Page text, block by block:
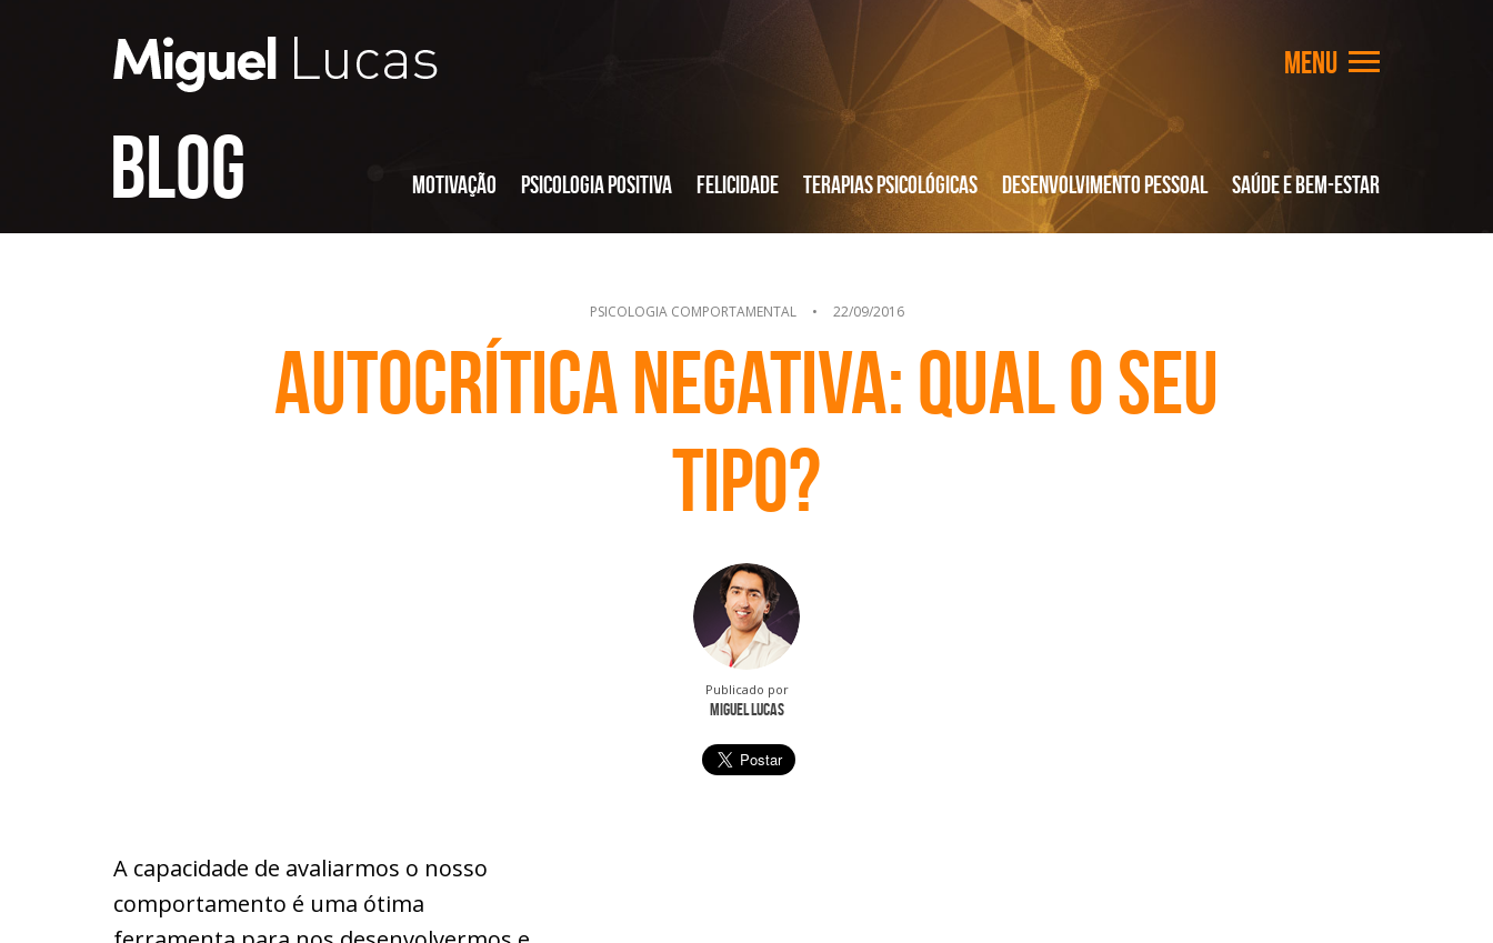
Blog Motivação Psicologia Positiva Felicidade Terapias Psicológicas Desenvolvimento Pessoal Saúde e Bem-Estar
PSICOLOGIA COMPORTAMENTAL • 22/09/2016
Autocrítica negativa: Qual o seu
tipo?
Publicado por
Miguel Lucas
A capacidade de avaliarmos o nosso
comportamento é uma ótima